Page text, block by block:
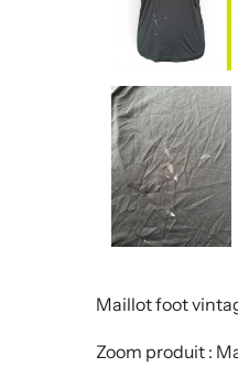
Maillot foot
Zoom produit :